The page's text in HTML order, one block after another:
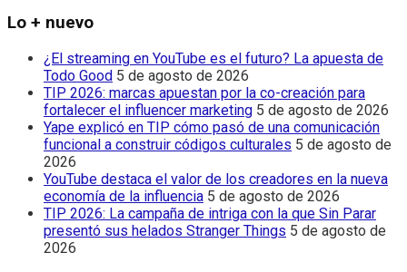
Lo + nuevo
¿El streaming en YouTube es el futuro? La apuesta de
Todo Good 5 de agosto de 2026
TIP 2026: marcas apuestan por la co-creación para
fortalecer el influencer marketing 5 de agosto de 2026
Yape explicó en TIP cómo pasó de una comunicación
funcional a construir códigos culturales 5 de agosto de
2026
YouTube destaca el valor de los creadores en la nueva
economía de la influencia 5 de agosto de 2026
TIP 2026: La campaña de intriga con la que Sin Parar
presentó sus helados Stranger Things 5 de agosto de
2026